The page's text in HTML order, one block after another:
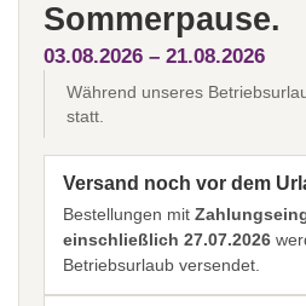
Sommerpause.
03.08.2026 – 21.08.2026
Während unseres
statt.
Versand noch vor dem
Bestellungen mit
einschließlich 27.07.2026
Betriebsurlaub versendet.